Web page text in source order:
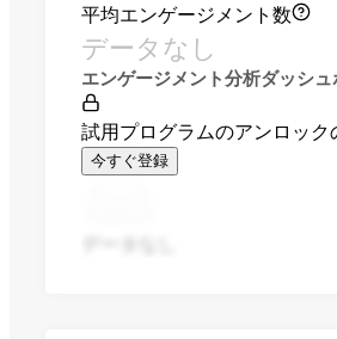
平均エンゲージメント数
データなし
エンゲージメント分析ダッシュ
試用プログラムのアンロック
今すぐ登録